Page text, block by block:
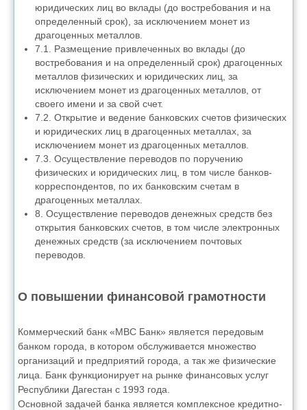
юридических лиц во вклады (до востребования и на
определенный срок), за исключением монет из
драгоценных металлов.
7.1. Размещение привлеченных во вклады (до
востребования и на определенный срок) драгоценных
металлов физических и юридических лиц, за
исключением монет из драгоценных металлов, от
своего имени и за свой счет.
7.2. Открытие и ведение банковских счетов физических
и юридических лиц в драгоценных металлах, за
исключением монет из драгоценных металлов.
7.3. Осуществление переводов по поручению
физических и юридических лиц, в том числе банков-
корреспондентов, по их банковским счетам в
драгоценных металлах.
8. Осуществление переводов денежных средств без
открытия банковских счетов, в том числе электронных
денежных средств (за исключением почтовых
переводов.
О повышении финансовой грамотности
Коммерческий банк «МВС Банк» является передовым
банком города, в котором обслуживается множество
организаций и предприятий города, а так же физические
лица. Банк функционирует на рынке финансовых услуг
Республики Дагестан с 1993 года.
Основной задачей банка является комплексное кредитно-